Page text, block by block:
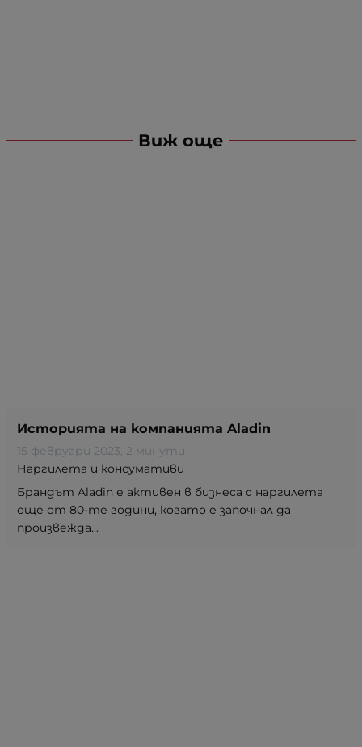
Виж още
Историята на компанията Aladin
15 февруари 2023 , 2 минути
Наргилета и консумативи
Брандът Aladin е активен в бизнеса с наргилета
още от 80-те години, когато е започнал да
произвежда...